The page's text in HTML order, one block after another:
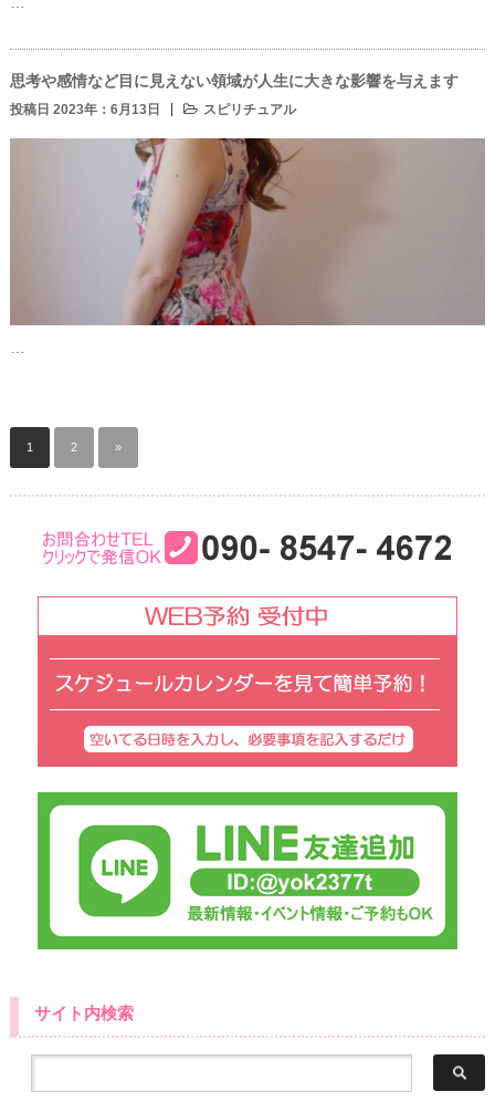
思考や感情など目に見えない領域が人生に大きな影響を与えます
投稿日 2023年：6月13日 スピリチュアル
1 2 »
サイト内検索